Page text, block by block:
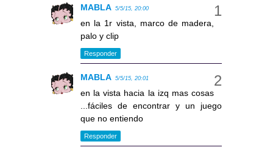
MABLA 5/5/15, 20:00
en la 1r vista, marco de madera,
palo y clip
Responder
MABLA 5/5/15, 20:01
en la vista hacia la izq mas cosas
...fáciles de encontrar y un juego
que no entiendo
Responder